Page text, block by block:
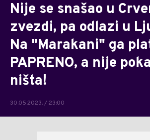
Nije se snašao u
zvezdi, pa odlazi u
Na "Marakani" ga
PAPRENO, a nije
ništa!
30.05.2023. / 23:00